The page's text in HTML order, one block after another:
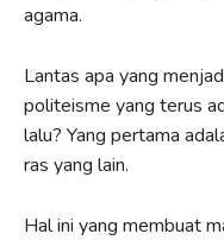
agama.
Lantas apa yang
politeisme yang terus
lalu? Yang pertama
ras yang lain.
Hal ini yang membuat